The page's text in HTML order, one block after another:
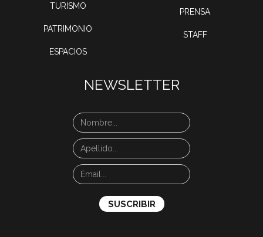
TURISMO
PATRIMONIO
ESPACIOS
PRENSA
STAFF
NEWSLETTER